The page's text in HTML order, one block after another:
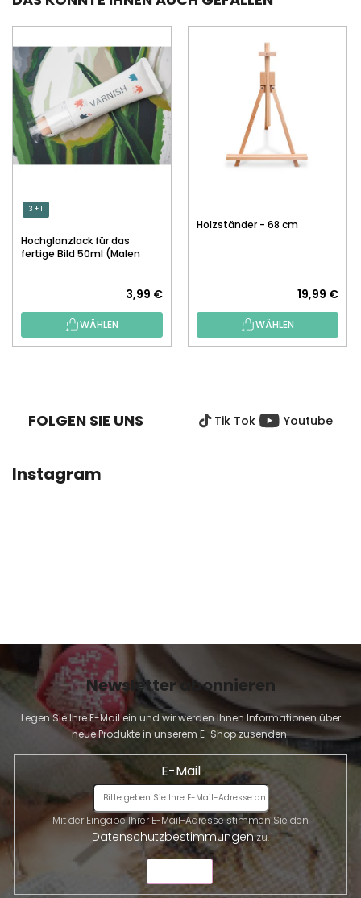
3 + 1
Hochglanzlack für das
fertige Bild 50ml (Malen
3,99 €
WÄHLEN
Holzständer - 68 cm
19,99 €
WÄHLEN
FOLGEN SIE UNS Tik Tok Youtube
Instagram
Newsletter abonnieren
Legen Sie Ihre E-Mail ein und wir werden Ihnen Informationen über
neue Produkte in unserem E-Shop zusenden.
E-Mail
Datenschutzbestimmungenzu.